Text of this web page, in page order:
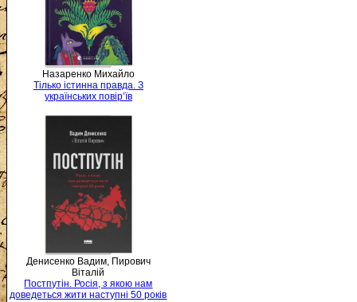
Назаренко Михайло
Тілько істинна правда. З
українських повір’їв
Денисенко Вадим, Пирович
Віталій
Постпутін. Росія, з якою нам
доведеться жити наступні 50 років